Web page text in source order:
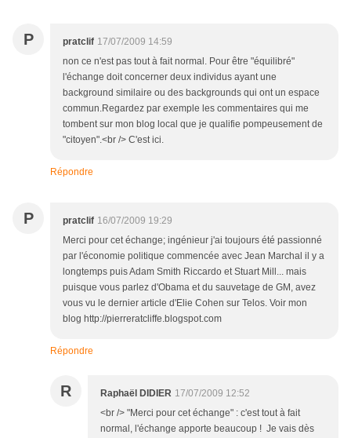
P pratclif 17/07/2009 14:59
non ce n'est pas tout à fait normal. Pour être "équilibré"
l'échange doit concerner deux individus ayant une
background similaire ou des backgrounds qui ont un espace
commun.Regardez par exemple les commentaires qui me
tombent sur mon blog local que je qualifie pompeusement de
"citoyen".<br /> C'est ici.
Répondre
P pratclif 16/07/2009 19:29
Merci pour cet échange; ingénieur j'ai toujours été passionné
par l'économie politique commencée avec Jean Marchal il y a
longtemps puis Adam Smith Riccardo et Stuart Mill... mais
puisque vous parlez d'Obama et du sauvetage de GM, avez
vous vu le dernier article d'Elie Cohen sur Telos. Voir mon
blog http://pierreratcliffe.blogspot.com
Répondre
R Raphaël DIDIER 17/07/2009 12:52
<br /> "Merci pour cet échange" : c'est tout à fait
normal, l'échange apporte beaucoup ! Je vais dès